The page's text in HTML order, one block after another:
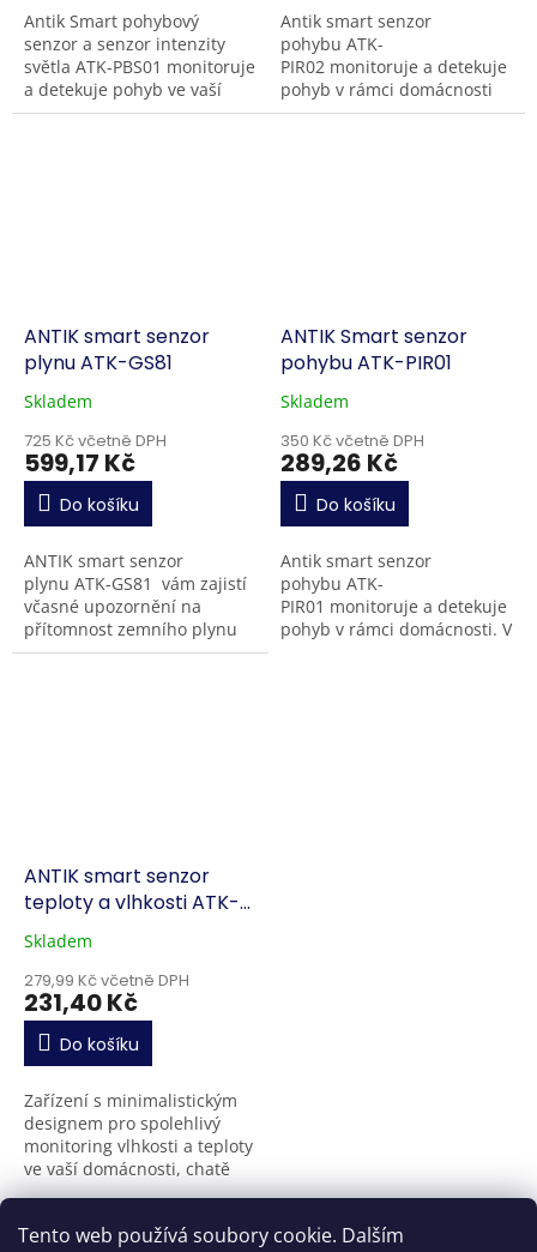
Tento web používá soubory cookie. Dalším
Antik Smart pohybový
senzor a senzor intenzity
světla ATK-PBS01 monitoruje
a detekuje pohyb ve vaší
domácnosti, chatě nebo
Antik smart senzor
pohybu ATK-
PIR02 monitoruje a detekuje
pohyb v rámci domácnosti
nebo na chatě. V případě
ANTIK smart senzor
plynu ATK-GS81
Skladem
725 Kč včetně DPH
599,17 Kč
Do košíku
ANTIK smart senzor
plynu ATK-GS81 vám zajistí
včasné upozornění na
přítomnost zemního plynu
ve vašem monitorovaném
ANTIK Smart senzor
pohybu ATK-PIR01
Skladem
350 Kč včetně DPH
289,26 Kč
Do košíku
Antik smart senzor
pohybu ATK-
PIR01 monitoruje a detekuje
pohyb v rámci domácnosti. V
ANTIK smart senzor
teploty a vlhkosti ATK-
THS02
Skladem
279,99 Kč včetně DPH
231,40 Kč
Do košíku
Zařízení s minimalistickým
designem pro spolehlivý
monitoring vlhkosti a teploty
ve vaší domácnosti, chatě
nebo firmě. Aktuální i
přehledně v...
O
13 položek celkem